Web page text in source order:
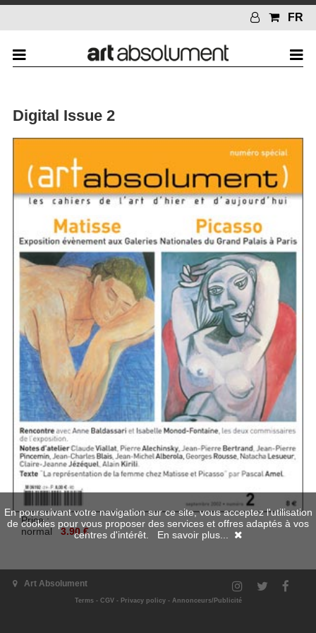
FR
Digital Issue 2
Price :
normal
3.90 €
Add to cart
Art Absolument
Terms- CGV- Privacy policy- Annonceurs/Publicité
En poursuivant votre navigation sur ce site, vous acceptez l'utilisation
de cookies pour vous proposer des services et offres adaptés à vos
centres d'intérêt. En savoir plus...